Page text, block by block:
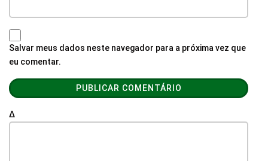
Salvar meus dados neste navegador para a próxima vez que
eu comentar.
Δ